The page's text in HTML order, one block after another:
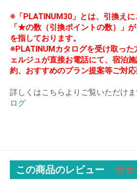
※「PLATINUM30」とは、引換え
「★の数（引換ポイントの数）」
を指しております。
※PLATINUMカタログを受け取った
ェルジュが直接お電話にて、宿泊
約、おすすめのプラン提案等ご対応
詳しくはこちらよりご覧いただけま
ログ
この商品のレビュー